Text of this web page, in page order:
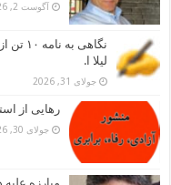
آگوست 2, 2026
نگاهی
لیلا ا.
جولای 31, 2026
رهایی از
جولای 30, 2026